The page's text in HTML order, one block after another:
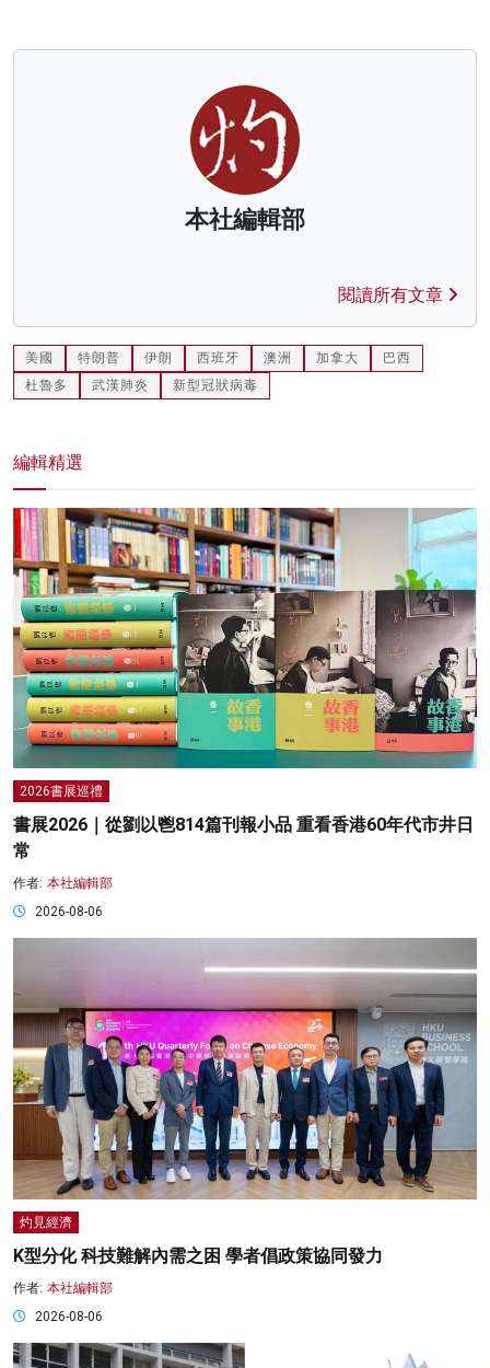
本社編輯部
閱讀所有文章
美國 特朗普 伊朗 西班牙 澳洲 加拿大
巴西
杜魯多
武漢肺炎 新型冠狀病毒
編輯精選
2026書展巡禮
書展2026｜從劉以鬯814篇刊報小品 重看香港60年代市井日
常
作者: 本社編輯部
2026-08-06
灼見經濟
K型分化 科技難解內需之困 學者倡政策協同發力
作者: 本社編輯部
2026-08-06